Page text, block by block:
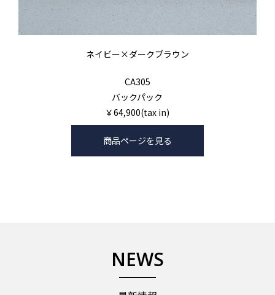
ネイビー×ダークブラウン
CA305
バックパック
￥64,900(tax in)
商品ページを見る
NEWS